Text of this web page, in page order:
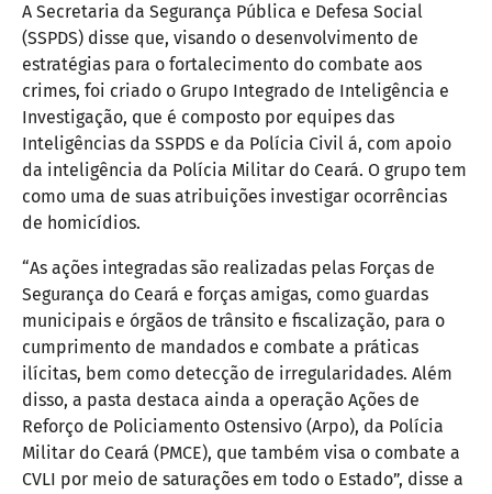
A Secretaria da Segurança Pública e Defesa Social
(SSPDS) disse que, visando o desenvolvimento de
estratégias para o fortalecimento do combate aos
crimes, foi criado o Grupo Integrado de Inteligência e
Investigação, que é composto por equipes das
Inteligências da SSPDS e da Polícia Civil á, com apoio
da inteligência da Polícia Militar do Ceará. O grupo tem
como uma de suas atribuições investigar ocorrências
de homicídios.
“As ações integradas são realizadas pelas Forças de
Segurança do Ceará e forças amigas, como guardas
municipais e órgãos de trânsito e fiscalização, para o
cumprimento de mandados e combate a práticas
ilícitas, bem como detecção de irregularidades. Além
disso, a pasta destaca ainda a operação Ações de
Reforço de Policiamento Ostensivo (Arpo), da Polícia
Militar do Ceará (PMCE), que também visa o combate a
CVLI por meio de saturações em todo o Estado”, disse a